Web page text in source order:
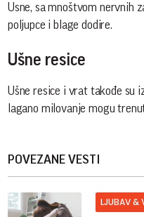
Usne, sa mnoštvom nervnih
poljupce i blage dodire.
Ušne resice
Ušne resice i vrat takođe su
lagano milovanje mogu
POVEZANE VESTI
LJUBAV &